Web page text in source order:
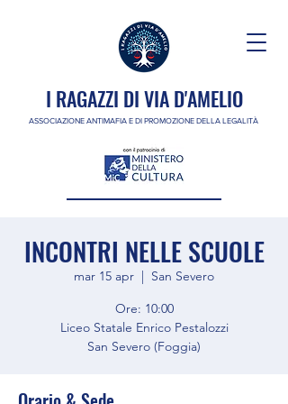
I RAGAZZI DI VIA D'AMELIO
ASSOCIAZIONE ANTIMAFIA E DI PROMOZIONE DELLA LEGALITÀ
INCONTRI NELLE SCUOLE
mar 15 apr
  |
San Severo
Ore: 10:00
Liceo Statale Enrico Pestalozzi